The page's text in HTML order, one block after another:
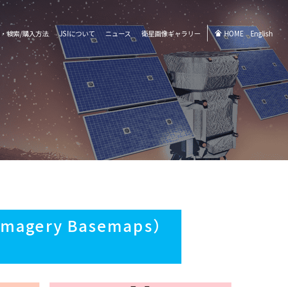
検索/購入方法 JSIについて ニュース 衛星画像ギャラリー HOME English
Basemaps）